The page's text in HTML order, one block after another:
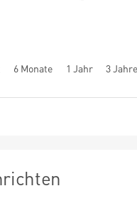
6 Monate 1 Jahr 3 Jahre